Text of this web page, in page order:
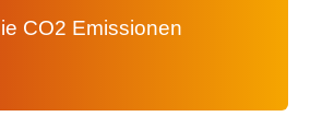
CO2 Emissionen